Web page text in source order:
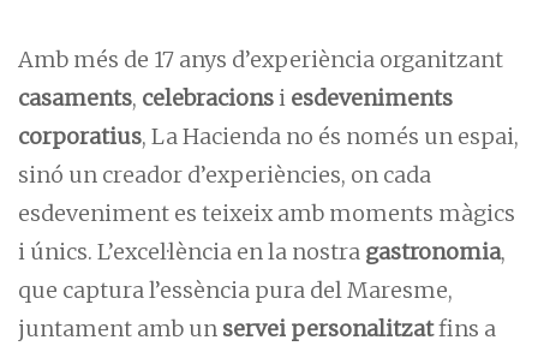
Amb més de 17 anys d’experiència organitzant
casaments, celebracionsi esdeveniments
corporatius, La Hacienda no és només un espai,
sinó un creador d’experiències, on cada
esdeveniment es teixeix amb moments màgics
i únics. L’excel·lència en la nostra gastronomia,
que captura l’essència pura del Maresme,
juntament amb un servei personalitzatfins a